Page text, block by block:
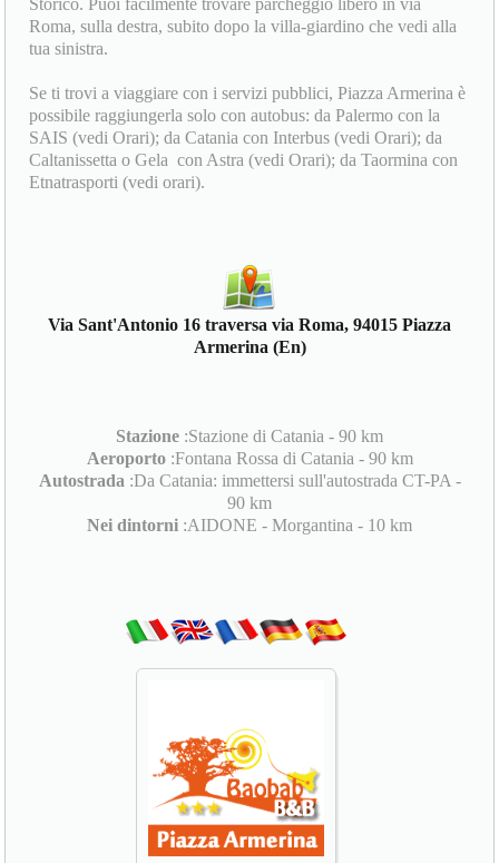
Roma, sulla destra, subito dopo la villa-giardino che vedi alla
tua sinistra.
Se ti trovi a viaggiare con i servizi pubblici, Piazza Armerina è
possibile raggiungerla solo con autobus: da Palermo con la
SAIS (vedi Orari); da Catania con Interbus (vedi Orari); da
Caltanissetta o Gela con Astra (vedi Orari); da Taormina con
Etnatrasporti (vedi orari).
Via Sant'Antonio 16 traversa via Roma, 94015 Piazza
Armerina (En)
Stazione :Stazione di Catania - 90 km
Aeroporto:Fontana Rossa di Catania - 90 km
Autostrada :Da Catania: immettersi sull'autostrada CT-PA -
90 km
Nei dintorni :AIDONE - Morgantina - 10 km